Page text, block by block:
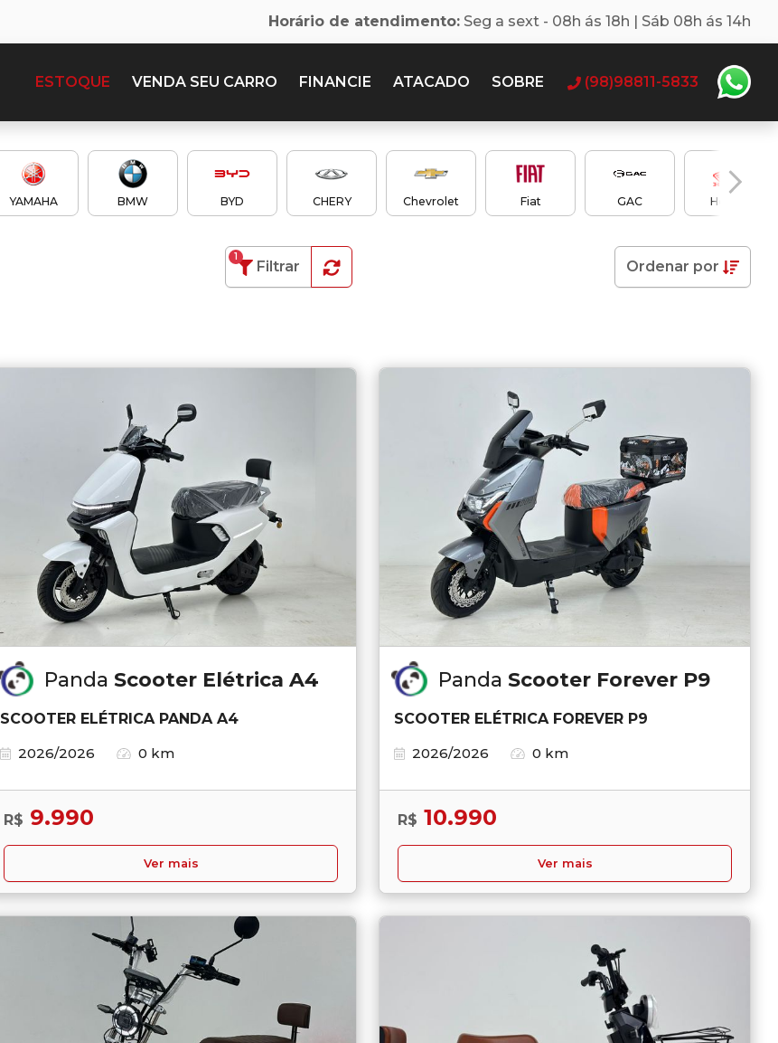
Horário de atendimento: Seg a sext - 08h ás 18h | Sáb 08h ás 14h
ESTOQUE VENDA SEU CARRO FINANCIE ATACADO SOBRE (98)98811-5833
YAMAHA BMW BYD CHERY Chevrolet Fiat GAC Honda
Filtrar
1
Ordenar por
Panda Scooter Elétrica A4
SCOOTER ELÉTRICA PANDA A4
2026/2026
0 km
R$ 9.990
Ver mais
Panda Scooter Forever P9
SCOOTER ELÉTRICA FOREVER P9
2026/2026
0 km
R$ 10.990
Ver mais